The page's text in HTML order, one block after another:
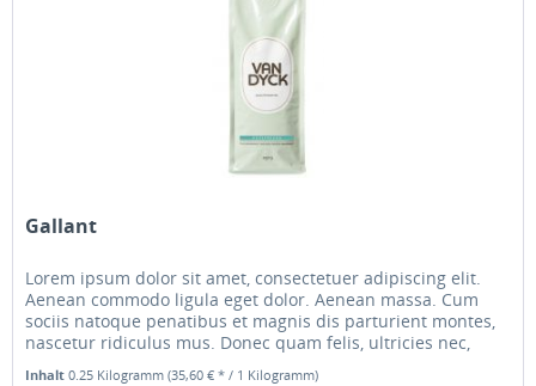
Gallant
Lorem ipsum dolor sit amet, consectetuer adipiscing elit.
Aenean commodo ligula eget dolor. Aenean massa. Cum
sociis natoque penatibus et magnis dis parturient montes,
nascetur ridiculus mus. Donec quam felis, ultricies nec,
pellentesque...
Inhalt0.25 Kilogramm(35,60 € * / 1 Kilogramm)